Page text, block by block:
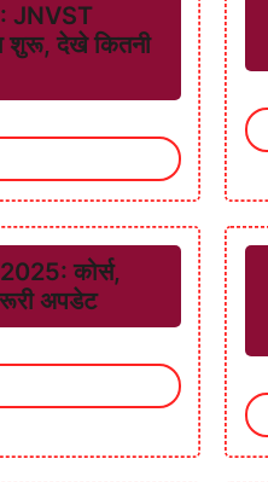
JNVST
शुरू, देखे कितनी
कोर्स,
अपडेट